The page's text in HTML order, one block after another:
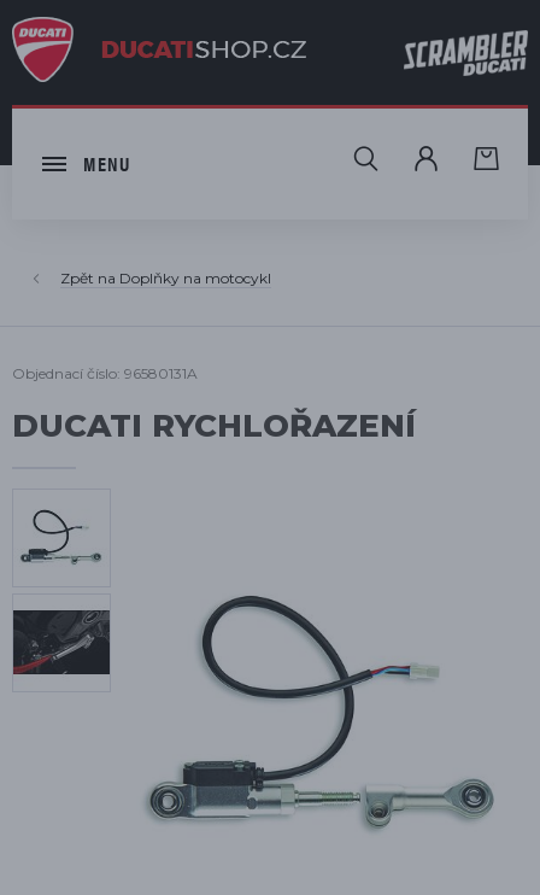
MENU HLEDAT
Doplňky na motocykl
Objednací číslo: 96580131A
DUCATI RYCHLOŘAZENÍ